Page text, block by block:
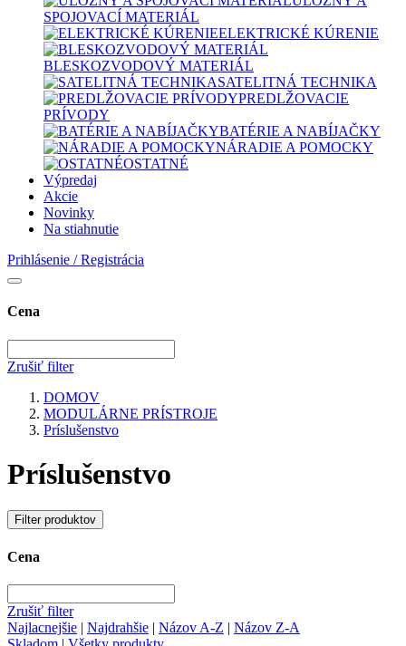
SPOJOVACÍ MATERIÁL
ELEKTRICKÉ KÚRENIE
BLESKOZVODOVÝ MATERIÁL
SATELITNÁ TECHNIKA
PREDLŽOVACIE
PRÍVODY
BATÉRIE A NABÍJAČKY
NÁRADIE A POMOCKY
OSTATNÉ
Výpredaj
Akcie
Novinky
Na stiahnutie
Prihlásenie / Registrácia
Cena
Zrušiť filter
DOMOV
MODULÁRNE PRÍSTROJE
Príslušenstvo
Príslušenstvo
Filter produktov
Cena
Zrušiť filter
Najlacnejšie | Najdrahšie | Názov A-Z | Názov Z-A